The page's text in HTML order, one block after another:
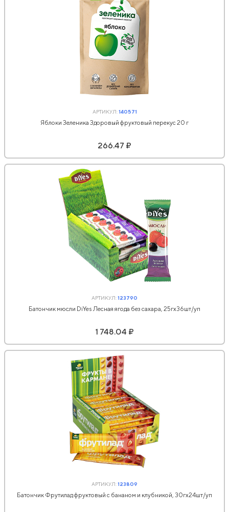
АРТИКУЛ:140571
Яблоки Зеленика Здоровый фруктовый перекус 20 г
266.47 ₽
АРТИКУЛ:123790
Батончик мюсли DiYes Лесная ягода без сахара, 25гх36шт/уп
1 748.04 ₽
АРТИКУЛ:123809
Батончик Фрутилад фруктовый с бананом и клубникой, 30гx24шт/уп